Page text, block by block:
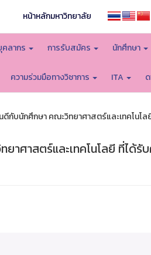
หน้าหลักมหาวิทยาลัย
ลากร การรับสมัคร นักศึกษา
ความร่วมมือทางวิชาการ ITA
กับนักศึกษา คณะวิทยาศาสตร์และเทคโนโล
ศาสตร์และเทคโนโลยี ที่ได้รับ